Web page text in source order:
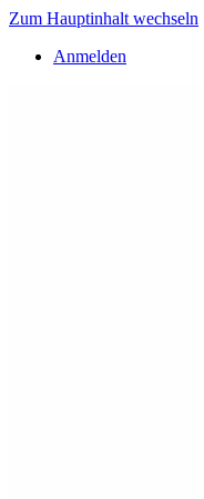
Zum Hauptinhalt wechseln
Anmelden